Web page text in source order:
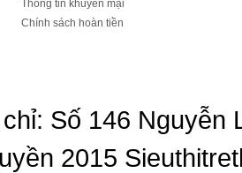
Thông tin khuyến mại
Chính sách hoàn tiền
Số 146 Nguyễn
2015